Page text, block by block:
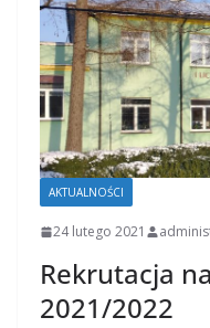
AKTUALNOŚCI
24 lutego 2021
Rekrutacja
2021/2022